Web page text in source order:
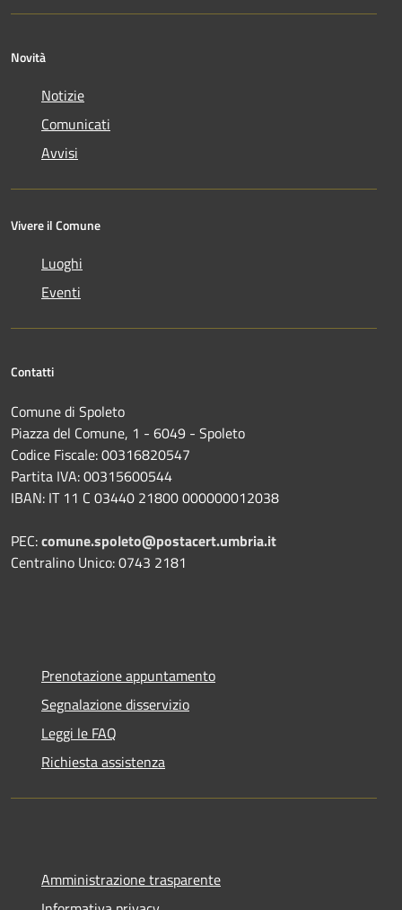
Novità
Notizie
Comunicati
Avvisi
Vivere il Comune
Luoghi
Eventi
Contatti
Comune di Spoleto
Piazza del Comune, 1 - 6049 - Spoleto
Codice Fiscale: 00316820547
Partita IVA: 00315600544
IBAN: IT 11 C 03440 21800 000000012038
PEC:comune.spoleto@postacert.umbria.it
Centralino Unico: 0743 2181
Prenotazione appuntamento
Segnalazione disservizio
Leggi le FAQ
Richiesta assistenza
Amministrazione trasparente